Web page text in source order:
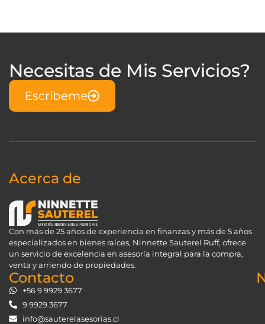
Necesitas de Mis Servicios?
Escríbeme
Acerca de
Con más de 25 años de experiencia en finanzas y más de 5 años
especializados en bienes raíces, Ninnette Sauterel Ruff, ofrece
un servicio de excelencia en asesoría integral para la compra,
venta y arriendo de propiedades.
Contacto
+56 9 9929 3677
9 9929 3677
info@sauterelasesorias.cl